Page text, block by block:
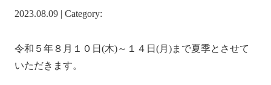
2023.08.09 | Category:
令和５年８月１０日(木)～１４日(月)まで夏季とさせて
いただきます。